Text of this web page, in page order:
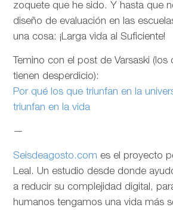
zoquete que he sido. Y hasta que
diseño de evaluación en las
una cosa: ¡Larga vida al Suficiente!
Temino con el post de Varsaski
tienen desperdicio):
Por qué los que triunfan en la
triunfan en la vida
—
Seisdeagosto.com es el proyecto
Leal. Un estudio desde donde
a reducir su complejidad digital,
humanos tengamos una vida más